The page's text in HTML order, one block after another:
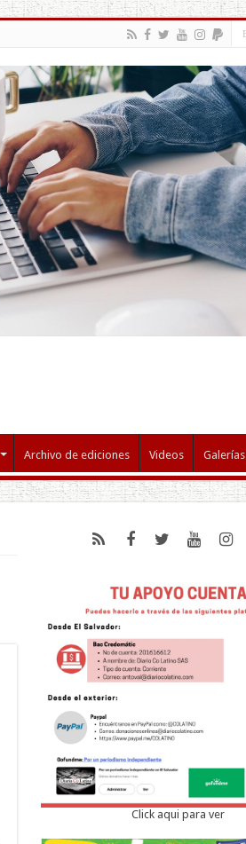
Archivo de ediciones Videos Galerías
Click aqui para ver